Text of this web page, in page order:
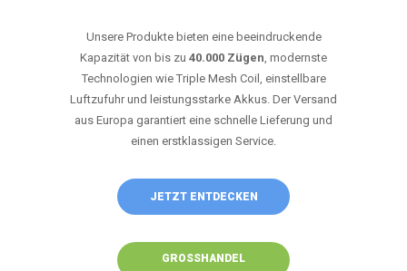
Unsere Produkte bieten eine beeindruckende
Kapazität von bis zu 40.000 Zügen, modernste
Technologien wie Triple Mesh Coil, einstellbare
Luftzufuhr und leistungsstarke Akkus. Der Versand
aus Europa garantiert eine schnelle Lieferung und
einen erstklassigen Service.
JETZT ENTDECKEN
GROSSHANDEL